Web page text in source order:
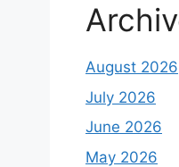
August 2026
July 2026
June 2026
May 2026